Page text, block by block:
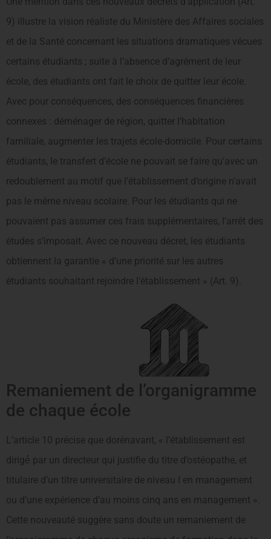
9) illustre la vision réaliste du Ministère des Affaires sociales
et de la Santé concernant les situations dramatiques vécues
certains étudiants ; suite à l’absence d’agrément de leur
école, des étudiants ont fait le choix de quitter leur école.
Avec pour conséquences, des conséquences financières
connexes : déménager de région, quitter l’habitation
familiale, augmenter les trajets école-domicile. Pour certains
étudiants, le transfert d’école ne pouvait se faire qu’avec un
redoublement au motif que l’établissement d’origine n’avait
pas le même niveau scolaire. Pour les étudiants qui ne
pouvaient pas assumer ces frais supplémentaires, l’arrêt des
études s’imposait. Avec ce nouveau décret, les étudiants
obtiennent la garantie « d’une priorité sur les autres
étudiants souhaitant rejoindre l’établissement » (Art. 9).
Remaniement de l’organigramme
de chaque école
L’article 10 précise que dorénavant, « l’établissement est
dirigé́ par un directeur qui justifie du titre d’ostéopathe, et
titulaire d’un titre universitaire de niveau I en management
ou d’une expérience d’au moins cinq ans en management ».
Cette nouveauté suggère sans doute un remaniement de